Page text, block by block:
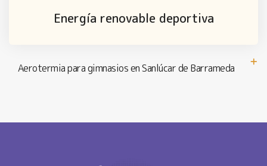
Energía renovable deportiva
Aerotermia para gimnasios en Sanlúcar de Barrameda